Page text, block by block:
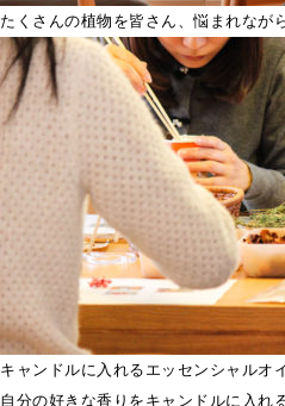
たくさんの植物を皆さん、悩まれなが
キャンドルに入れるエッセンシャル
自分の好きな香りをキャンドルに入れ